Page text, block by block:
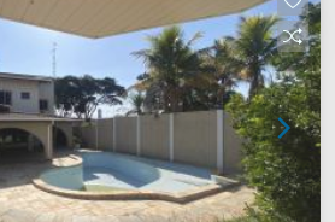
churrascaria Fogo Nobre,
faculdade Anhanguera, Banco
com a
e agende a sua visita!!
(19) 3475-4546 ARBIX
em cada mudança!